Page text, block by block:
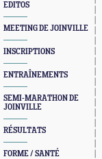
EDITOS
MEETING DE JOINVILLE
INSCRIPTIONS
ENTRAÎNEMENTS
SEMI-MARATHON DE
JOINVILLE
RÉSULTATS
FORME / SANTÉ